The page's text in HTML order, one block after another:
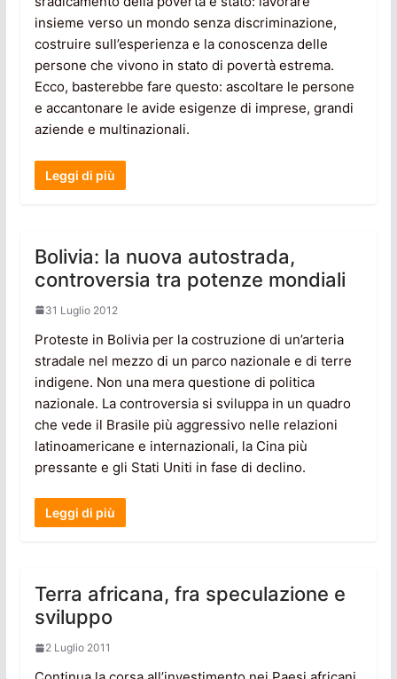
insieme verso un mondo senza discriminazione,
costruire sull’esperienza e la conoscenza delle
persone che vivono in stato di povertà estrema.
Ecco, basterebbe fare questo: ascoltare le persone
e accantonare le avide esigenze di imprese, grandi
aziende e multinazionali.
Leggi di più
Bolivia: la nuova autostrada,
controversia tra potenze mondiali
31 Luglio 2012
Proteste in Bolivia per la costruzione di un’arteria
stradale nel mezzo di un parco nazionale e di terre
indigene. Non una mera questione di politica
nazionale. La controversia si sviluppa in un quadro
che vede il Brasile più aggressivo nelle relazioni
latinoamericane e internazionali, la Cina più
pressante e gli Stati Uniti in fase di declino.
Leggi di più
Terra africana, fra speculazione e
sviluppo
2 Luglio 2011